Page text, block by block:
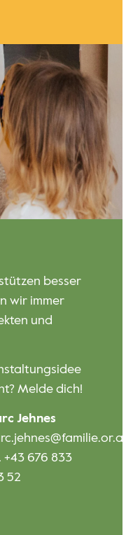
besser
wir immer
und
Melde dich!
Jehnes
+43 676 833
52